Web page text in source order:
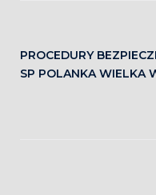
PROCEDURY
SP POLANKA WIELKA